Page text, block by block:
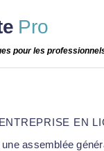
Pro
pour les
EN
assemblée